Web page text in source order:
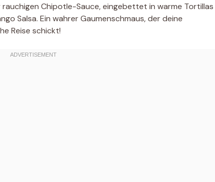
Chipotle-Sauce, eingebettet in warme Tortillas
Salsa. Ein wahrer Gaumenschmaus, der deine
Reise schickt!